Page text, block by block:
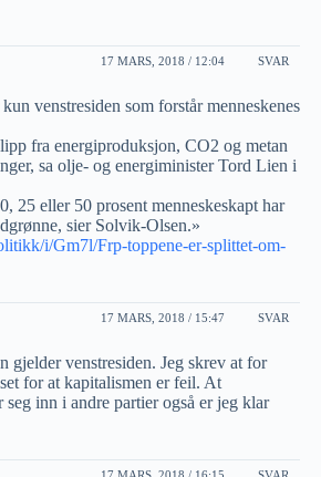
17 MARS, 2018 / 12:04 SVAR
venstresiden som forstår menneskenes
fra energiproduksjon, CO2 og metan
sa olje- og energiminister Tord Lien i
25 eller 50 prosent menneskeskapt har
sier Solvik-Olsen.»
i/Gm7l/Frp-toppene-er-splittet-om-
17 MARS, 2018 / 15:47 SVAR
gjelder venstresiden. Jeg skrev at for
for at kapitalismen er feil. At
seg inn i andre partier også er jeg klar